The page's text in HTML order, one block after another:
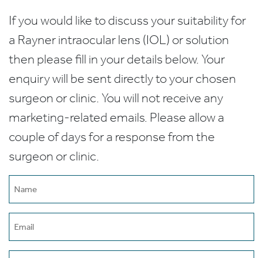
If you would like to discuss your suitability for
a Rayner intraocular lens (IOL) or solution
then please fill in your details below. Your
enquiry will be sent directly to your chosen
surgeon or clinic. You will not receive any
marketing-related emails. Please allow a
couple of days for a response from the
surgeon or clinic.